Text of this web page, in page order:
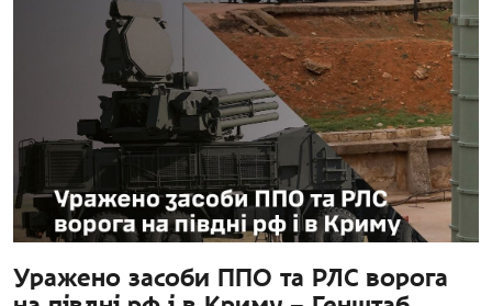
Уражено засоби ППО та РЛС ворога